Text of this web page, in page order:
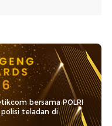
bersama POLRI
polisi teladan di